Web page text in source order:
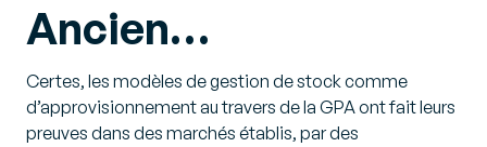
Ancien…
Certes, les modèles de gestion de stock comme
d’approvisionnement au travers de la GPA ont fait leurs
preuves dans des marchés établis, par des